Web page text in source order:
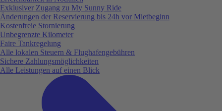
Exklusiver Zugang zu My Sunny Ride
Änderungen der Reservierung bis 24h vor Mietbeginn
Kostenfreie Stornierung
Unbegrenzte Kilometer
Faire Tankregelung
Alle lokalen Steuern & Flughafengebühren
Sichere Zahlungsmöglichkeiten
Alle Leistungen auf einen Blick